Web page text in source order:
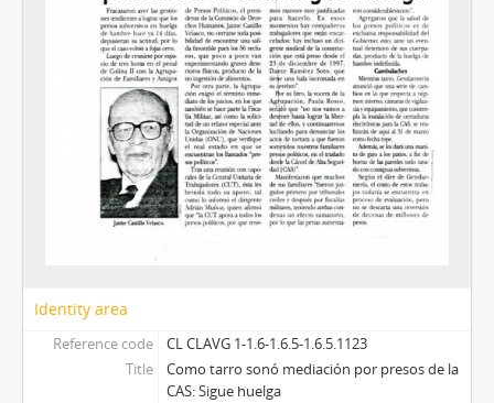
Identity area
Reference code
CL CLAVG 1-1.6-1.6.5-1.6.5.1123
Title
Como tarro sonó mediación por presos de la
CAS: Sigue huelga